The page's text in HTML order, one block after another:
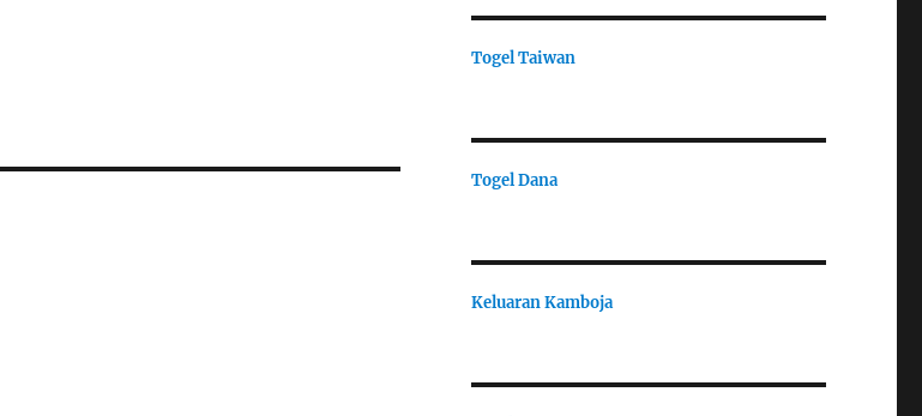
Togel Taiwan
Togel Dana
Keluaran Kamboja